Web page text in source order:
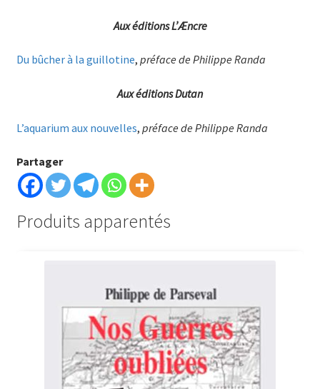
Aux éditions L’Æncre
Du bûcher à la guillotine, préface de Philippe Randa
Aux éditions Dutan
L’aquarium aux nouvelles, préface de Philippe Randa
Partager
Produits apparentés